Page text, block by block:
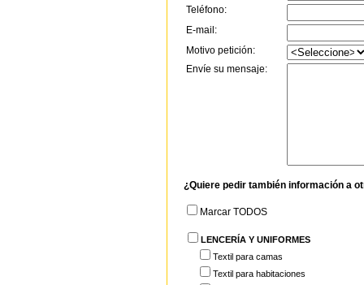
Teléfono:
E-mail:
Motivo petición:
Envíe su mensaje:
¿Quiere pedir también información a
Marcar TODOS
LENCERÍA Y UNIFORMES
Textil para camas
Textil para habitaciones